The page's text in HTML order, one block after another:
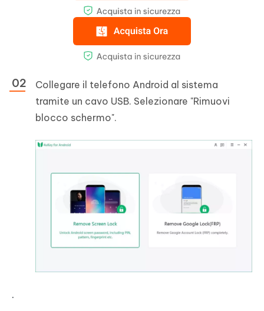
Collegare il telefono Android al sistema
tramite un cavo USB. Selezionare "Rimuovi
blocco schermo".
.